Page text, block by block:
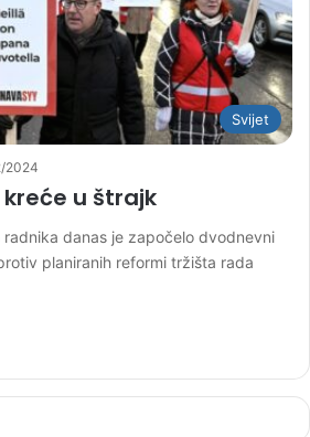
Svijet
2024
u štrajk
danas je započelo dvodnevni
planiranih reformi tržišta rada